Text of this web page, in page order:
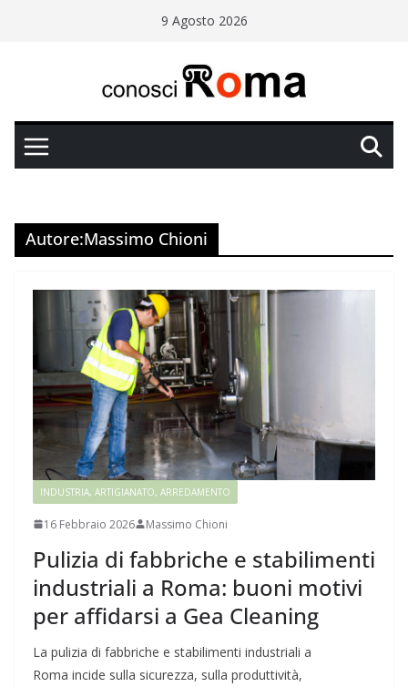
9 Agosto 2026
Autore:Massimo Chioni
INDUSTRIA, ARTIGIANATO, ARREDAMENTO
16 Febbraio 2026 Massimo Chioni
Pulizia di fabbriche e stabilimenti
industriali a Roma: buoni motivi
per affidarsi a Gea Cleaning
La pulizia di fabbriche e stabilimenti industriali a
Roma incide sulla sicurezza, sulla produttività,